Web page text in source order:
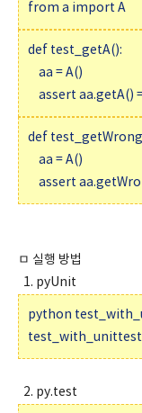
from a import A
def test_getA():
aa = A()
assert aa.getA()
def
aa = A()
assert
ㅁ 실행 방법
1. pyUnit
python
2. py.test